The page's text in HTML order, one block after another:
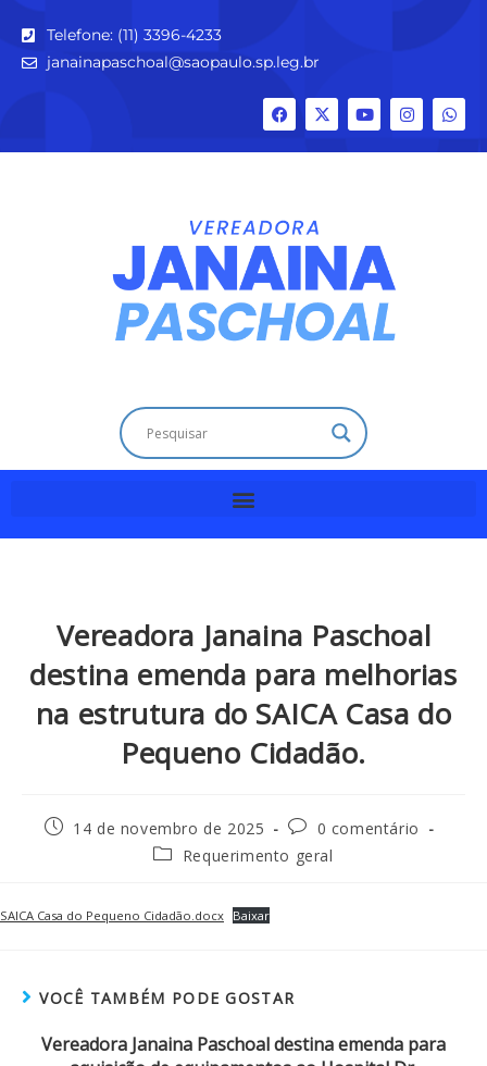
Telefone: (11) 3396-4233
janainapaschoal@saopaulo.sp.leg.br
Vereadora Janaina Paschoal
destina emenda para melhorias
na estrutura do SAICA Casa do
Pequeno Cidadão.
14 de novembro de 2025
0 comentário
Requerimento geral
SAICA Casa do Pequeno Cidadão.docx Baixar
VOCÊ TAMBÉM PODE GOSTAR
Vereadora Janaina Paschoal destina emenda para